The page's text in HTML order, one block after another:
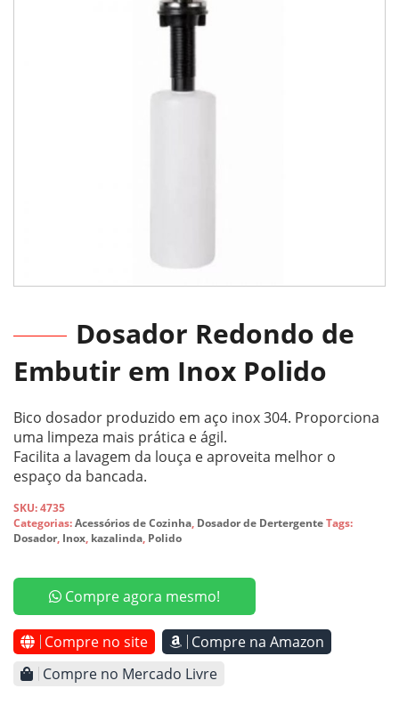
Dosador Redondo de
Embutir em Inox Polido
Bico dosador produzido em aço inox 304. Proporciona
uma limpeza mais prática e ágil.
Facilita a lavagem da louça e aproveita melhor o
espaço da bancada.
SKU:4735
Categorias:Acessórios de Cozinha, Dosador de DertergenteTags:
Dosador, Inox, kazalinda, Polido
Compre agora mesmo!
Compre no site
Compre na Amazon
Compre no Mercado Livre